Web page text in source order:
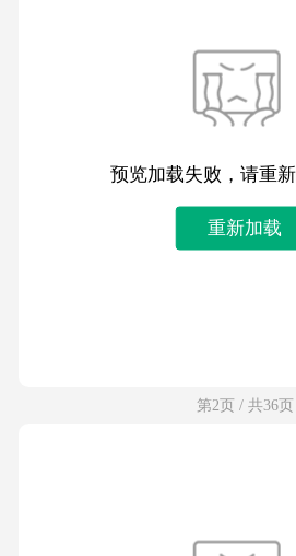
预览加载失败，请重
重新加载
第2页 / 共36页